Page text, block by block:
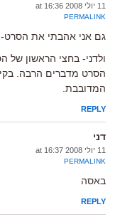
11 יולי 2008 at 16:36
PERMALINK
גם אני אהבתי את הסרט-
ולדני- בחצי הראשון של
הסרט מדברים הרבה.
המדובבת.
REPLY
דני
11 יולי 2008 at 16:37
PERMALINK
באסה
REPLY